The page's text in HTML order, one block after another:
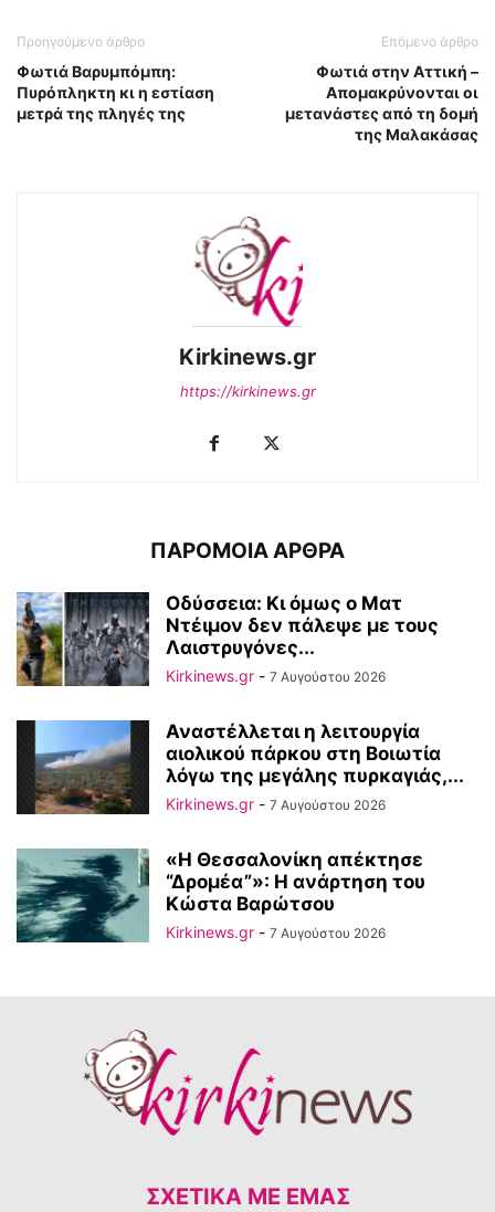
Προηγούμενο άρθρο
Φωτιά Βαρυμπόμπη:
Πυρόπληκτη κι η εστίαση
μετρά της πληγές της
Επόμενο άρθρο
Φωτιά στην Αττική –
Απομακρύνονται οι
μετανάστες από τη δομή
της Μαλακάσας
Kirkinews.gr
https://kirkinews.gr
ΠΑΡΟΜΟΙΑ ΑΡΘΡΑ
Οδύσσεια: Κι όμως ο Ματ
Ντέιμον δεν πάλεψε με τους
Λαιστρυγόνες...
Kirkinews.gr - 7 Αυγούστου 2026
Αναστέλλεται η λειτουργία
αιολικού πάρκου στη Βοιωτία
λόγω της μεγάλης πυρκαγιάς,...
Kirkinews.gr - 7 Αυγούστου 2026
«Η Θεσσαλονίκη απέκτησε
“Δρομέα”»: Η ανάρτηση του
Κώστα Βαρώτσου
Kirkinews.gr - 7 Αυγούστου 2026
ΣΧΕΤΙΚΆ ΜΕ ΕΜΆΣ